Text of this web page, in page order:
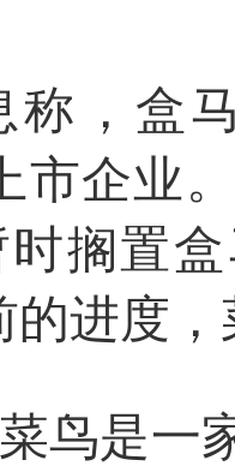
称，盒
市企业
搁置
的进度
鸟是一